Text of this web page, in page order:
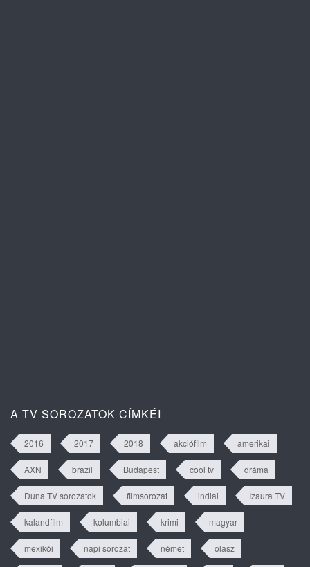
A TV SOROZATOK CÍMKÉI
2016 2017 2018 akciófilm amerikai
AXN brazil Budapest cool tv dráma
Duna TV sorozatok filmsorozat indiai Izaura TV
kalandfilm kolumbiai krimi magyar
mexikói napi sorozat német olasz